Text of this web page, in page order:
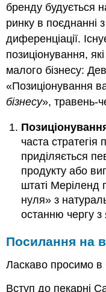
бренду будується
ринку в поєднанні
диференціації.
позиціонування,
малого бізнесу:
«Позиціонування
бізнесу», травень-
часта
приділяється
продукту або
штаті Меріленд
нуля» з
останню чергу з
Посилання на
Ласкаво просимо в
Вступ до пекарні